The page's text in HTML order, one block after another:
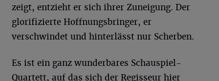
zeigt, entzieht er sich ihrer Zuneigung. Der
glorifizierte Hoffnungsbringer, er
verschwindet und hinterlässt nur Scherben.
Es ist ein ganz wunderbares Schauspiel-
Quartett, auf das sich der Regisseur hier